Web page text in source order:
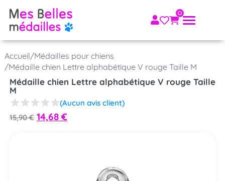
Accueil/Médailles pour chiens
/Médaille chien Lettre alphabétique V rouge Taille M
Médaille chien Lettre alphabétique V rouge Taille
M
(Aucun avis client)
15,90€ 14,68 €